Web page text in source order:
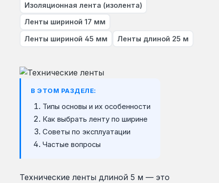
Изоляционная лента (изолента)
Ленты шириной 17 мм
Ленты шириной 45 мм Ленты длиной 25 м
В ЭТОМ РАЗДЕЛЕ:
Типы основы и их особенности
Как выбрать ленту по ширине
Советы по эксплуатации
Частые вопросы
Технические ленты длиной 5 м — это